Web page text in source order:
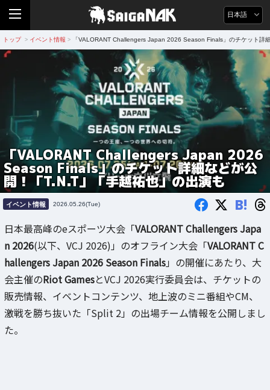
日本語
トップ > イベント情報 > 「VALORANT Challengers Japan 2026 Season Finals」のチケット詳
「VALORANT Challengers Japan 2026
Season Finals」のチケット詳細などが公
開！「T.N.T」「手越祐也」の出演も
イベント情報 2026.05.26(Tue) B!
日本最高峰のeスポーツ大会「VALORANT Challengers Japa
n 2026(以下、VCJ 2026)」のオフライン大会「VALORANT C
hallengers Japan 2026 Season Finals」の開催にあたり、大
会主催のRiot GamesとVCJ 2026実行委員会は、チケットの
販売情報、イベントコンテンツ、地上波のミニ番組やCM、
激戦を勝ち抜いた「Split 2」の出場チーム情報を公開しまし
た。